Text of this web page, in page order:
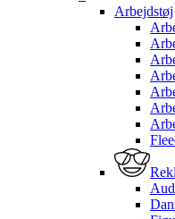
Arbejdstøj